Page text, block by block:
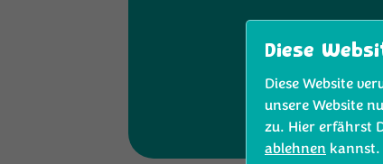
Diese
Diese Website
unsere Website
zu. Hier erfährst
ablehnen kannst.